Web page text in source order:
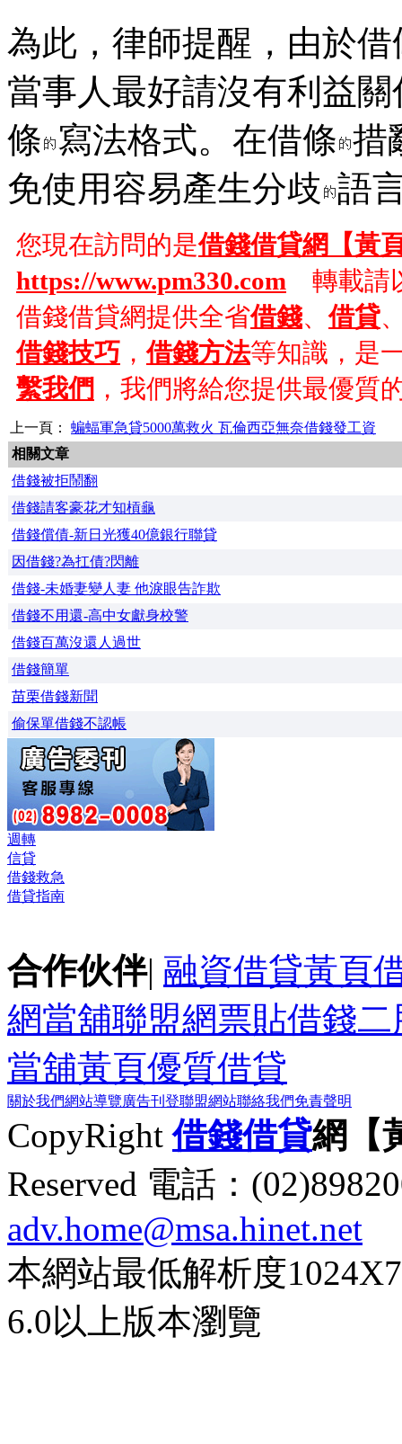
為此，律師提醒，由於
當事人最好請沒有利益關
條 寫法格式。在借條 措
免使用容易產生分歧 語
您現在訪問的是借錢借貸網【黃
https://www.pm330.com 轉載請
借錢借貸網提供全省借錢、借貸
借錢技巧 ，借錢方法等知識，是
繫我們 ，我們將給您提供最優質
上一頁： 蝙蝠軍急貸5000萬救火 瓦倫西亞無奈借錢發工資
相關文章
借錢被拒鬧翻
借錢請客豪花才知槓龜
借錢償債-新日光獲40億銀行聯貸
因借錢?為扛債?閃離
借錢-未婚妻變人妻 他淚眼告詐欺
借錢不用還-高中女獻身校警
借錢百萬沒還人過世
借錢簡單
苗栗借錢新聞
偷保單借錢不認帳
週轉
信貸
借錢救急
借貸指南
合作伙伴| 融資借貸黃頁
網當舖聯盟網票貼借錢二
當舖黃頁優質借貸
關於我們網站導覽廣告刊登聯盟網站聯絡我們免責聲明
CopyRight借錢借貸網【
Reserved 電話：
adv.home@msa.hinet.net
本網站最低解析度
6.0以上版本瀏覽